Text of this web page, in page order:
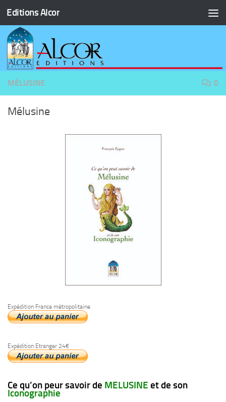
Skip to content
Editions Alcor
MÉLUSINE 0
Mélusine
Expédition France métropolitaine
Expédition Etranger 24€
Ce qu’on peur savoir de MELUSINE et de son
Iconographie